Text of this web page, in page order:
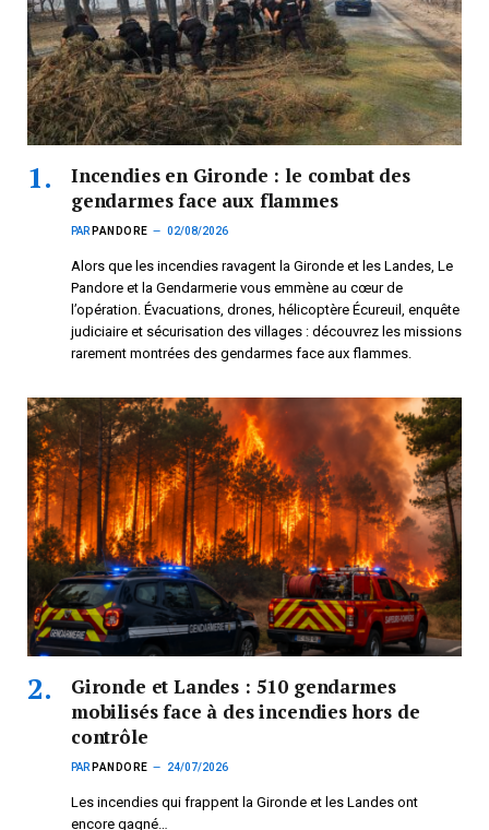
Incendies en Gironde : le combat des
gendarmes face aux flammes
PAR PANDORE 02/08/2026
Alors que les incendies ravagent la Gironde et les Landes, Le
Pandore et la Gendarmerie vous emmène au cœur de
l’opération. Évacuations, drones, hélicoptère Écureuil, enquête
judiciaire et sécurisation des villages : découvrez les missions
rarement montrées des gendarmes face aux flammes.
Gironde et Landes : 510 gendarmes
mobilisés face à des incendies hors de
contrôle
PAR PANDORE 24/07/2026
Les incendies qui frappent la Gironde et les Landes ont
encore gagné…